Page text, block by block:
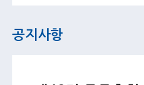
공지사항